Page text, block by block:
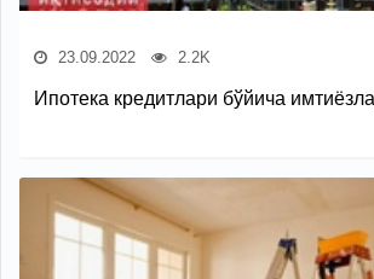
23.09.2022 2.2K
Ипотека кредитлари бўйича